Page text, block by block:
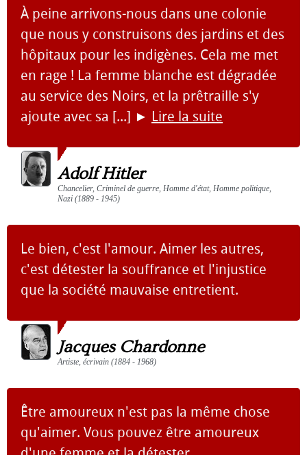
À peine arrivons-nous dans une colonie
que nous y construisons des jardins et des
hôpitaux pour les indigènes. Cela me met
en rage ! La femme blanche est dégradée
au service des Noirs, et la prêtraille s'y
ajoute avec sa [...] ► Lire la suite
Adolf Hitler
Chancelier, Criminel de guerre, Homme d'état, Homme politique,
Nazi (1889 - 1945)
Le bien, c'est l'amour. Aimer les autres,
c'est détester la souffrance et l'injustice
que la société mauvaise entretient.
Jacques Chardonne
Artiste, écrivain (1884 - 1968)
Être amoureux n'est pas la même chose
qu'aimer. Vous pouvez être amoureux